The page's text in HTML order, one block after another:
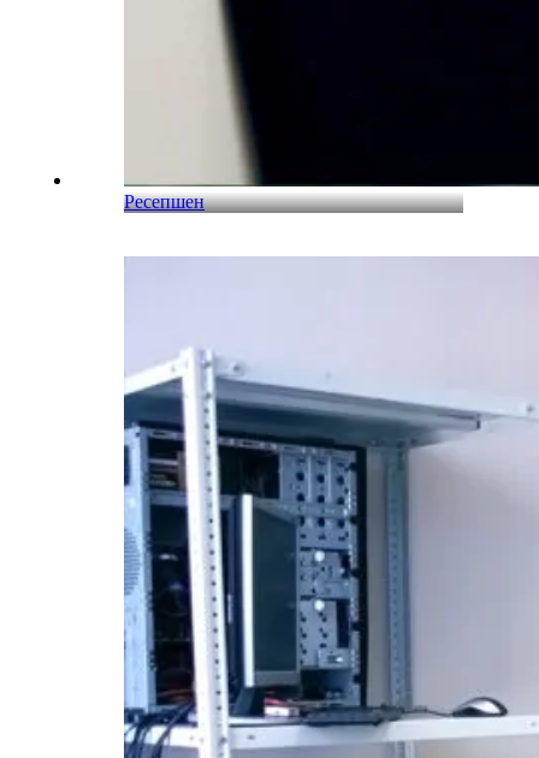
Ресепшен